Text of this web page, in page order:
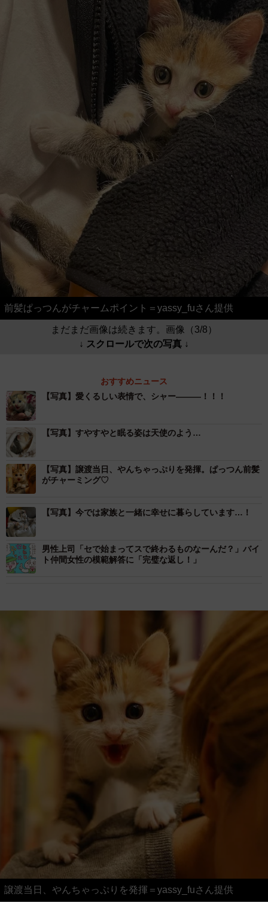
前髪ぱっつんがチャームポイント＝yassy_fuさん提供
まだまだ画像は続きます。画像（3/8）
↓ スクロールで次の写真 ↓
おすすめニュース
【写真】愛くるしい表情で、シャー―――！！！
【写真】すやすやと眠る姿は天使のよう…
【写真】譲渡当日、やんちゃっぷりを発揮。ぱっつん前髪
がチャーミング♡
【写真】今では家族と一緒に幸せに暮らしています…！
男性上司「セで始まってスで終わるものなーんだ？」バイ
ト仲間女性の模範解答に「完璧な返し！」
譲渡当日、やんちゃっぷりを発揮＝yassy_fuさん提供